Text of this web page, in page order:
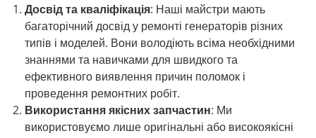
Досвід та кваліфікація: Наші майстри мають
багаторічний досвід у ремонті генераторів різних
типів і моделей. Вони володіють всіма необхідними
знаннями та навичками для швидкого та
ефективного виявлення причин поломок і
проведення ремонтних робіт.
Використання якісних запчастин: Ми
використовуємо лише оригінальні або високоякісні